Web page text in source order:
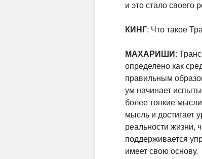
и это стало своего
КИНГ: Что такое
МАХАРИШИ :
определено как
правильным
ум начинает
более тонкие
мысль и достигает
реальности жизни,
поддерживается
имеет свою основу.